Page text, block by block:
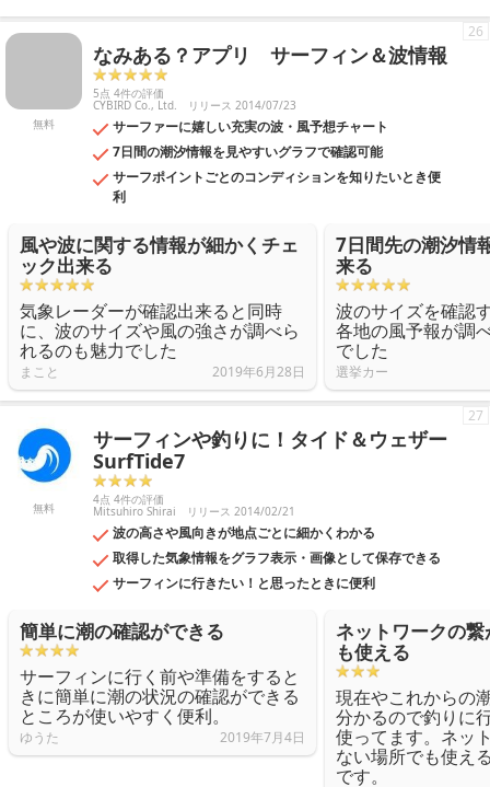
無料
なみある？アプリ サーフィン＆波情報
5点 4件の評価
CYBIRD Co., Ltd. リリース 2014/07/23
サーファーに嬉しい充実の波・風予想チャート
7日間の潮汐情報を見やすいグラフで確認可能
サーフポイントごとのコンディションを知りたいとき便
利
26
風や波に関する情報が細かくチェ
ック出来る
気象レーダーが確認出来ると同時
に、波のサイズや風の強さが調べら
れるのも魅力でした
まこと 2019年6月28日
7日間先の潮汐情
来る
波のサイズを確認
各地の風予報が調
でした
選挙カー
無料
サーフィンや釣りに！タイド＆ウェザー
SurfTide7
4点 4件の評価
Mitsuhiro Shirai リリース 2014/02/21
波の高さや風向きが地点ごとに細かくわかる
取得した気象情報をグラフ表示・画像として保存できる
サーフィンに行きたい！と思ったときに便利
27
簡単に潮の確認ができる
サーフィンに行く前や準備をすると
きに簡単に潮の状況の確認ができる
ところが使いやすく便利。
ゆうた 2019年7月4日
ネットワークの
も使える
現在やこれからの
分かるので釣りに
使ってます。ネッ
ない場所でも使え
です。